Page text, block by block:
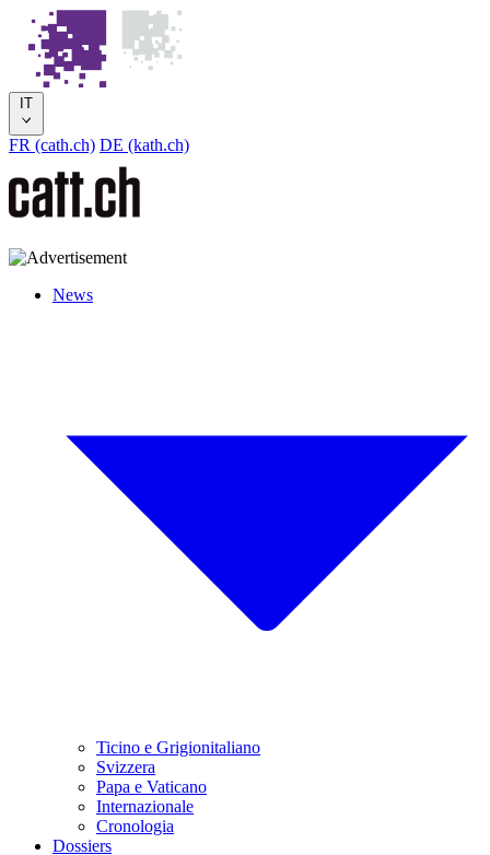
IT
FR (cath.ch) DE (kath.ch)
News
Ticino e Grigionitaliano
Svizzera
Papa e Vaticano
Internazionale
Cronologia
Dossiers